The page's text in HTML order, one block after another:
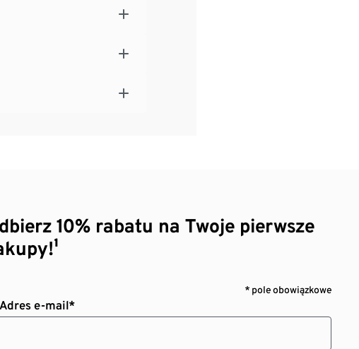
10% rabatu na Twoje pierwsze
* pole obowiązkowe
Adres e-mail*